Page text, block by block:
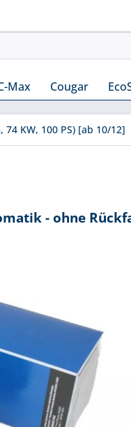
Max Cougar
74 KW, 100 PS) [ab 10/12]
- ohne